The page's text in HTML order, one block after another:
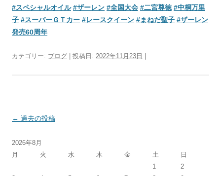
#スペシャルオイル #ザーレン #全国大会 #二宮尊徳 #中桐万里
子 #スーパーＧＴカー #レースクイーン #まねだ聖子 #ザーレン
発売60周年
カテゴリー: ブログ | 投稿日: 2022年11月23日
投
ナ
ビ
← 過去の投稿
2026年8月
月
火 水 木 金 土
日
1
2